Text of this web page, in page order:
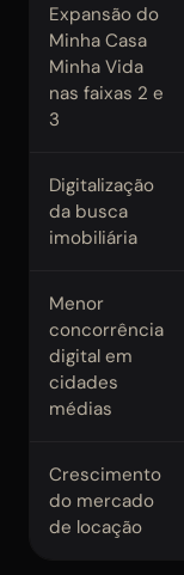
Expansão do
Minha Casa
Minha Vida
nas faixas 2 e
3
Digitalização
da busca
imobiliária
Menor
concorrência
digital em
cidades
médias
Crescimento
do mercado
de locação